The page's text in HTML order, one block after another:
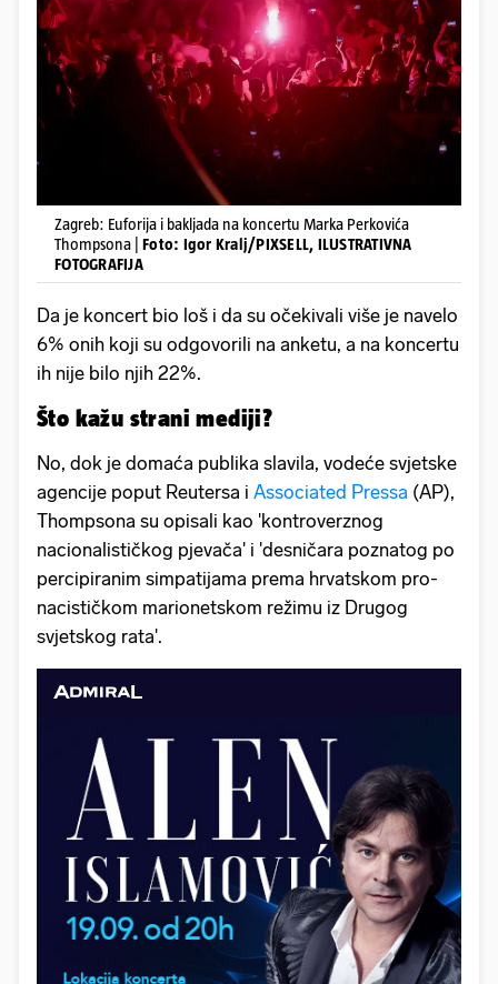
Zagreb: Euforija i bakljada na koncertu Marka Perkovića
Thompsona | Foto: Igor Kralj/PIXSELL, ILUSTRATIVNA
FOTOGRAFIJA
Da je koncert bio loš i da su očekivali više je navelo
6% onih koji su odgovorili na anketu, a na koncertu
ih nije bilo njih 22%.
Što kažu strani mediji?
No, dok je domaća publika slavila, vodeće svjetske
agencije poput Reutersa i Associated Pressa (AP),
Thompsona su opisali kao 'kontroverznog
nacionalističkog pjevača' i 'desničara poznatog po
percipiranim simpatijama prema hrvatskom pro-
nacističkom marionetskom režimu iz Drugog
svjetskog rata'.